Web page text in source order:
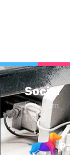
Social
Instagram
Tiktok